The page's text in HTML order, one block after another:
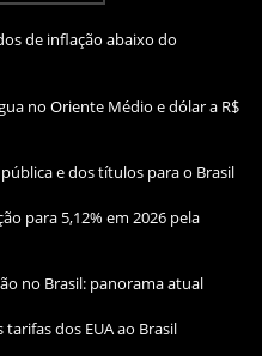
de inflação abaixo do
no Oriente Médio e dólar a R$
e dos títulos para o Brasil
para 5,12% em 2026 pela
no Brasil: panorama atual
dos EUA ao Brasil